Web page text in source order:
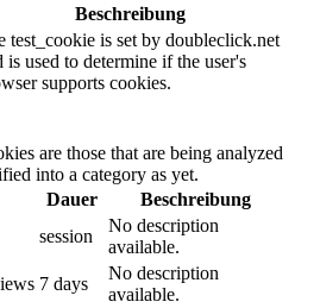
Beschreibung
test_cookie is set by doubleclick.net
is used to determine if the user's
supports cookies.
are those that are being analyzed
into a category as yet.
Dauer
Beschreibung
session
No description
available.
7 days
No description
available.